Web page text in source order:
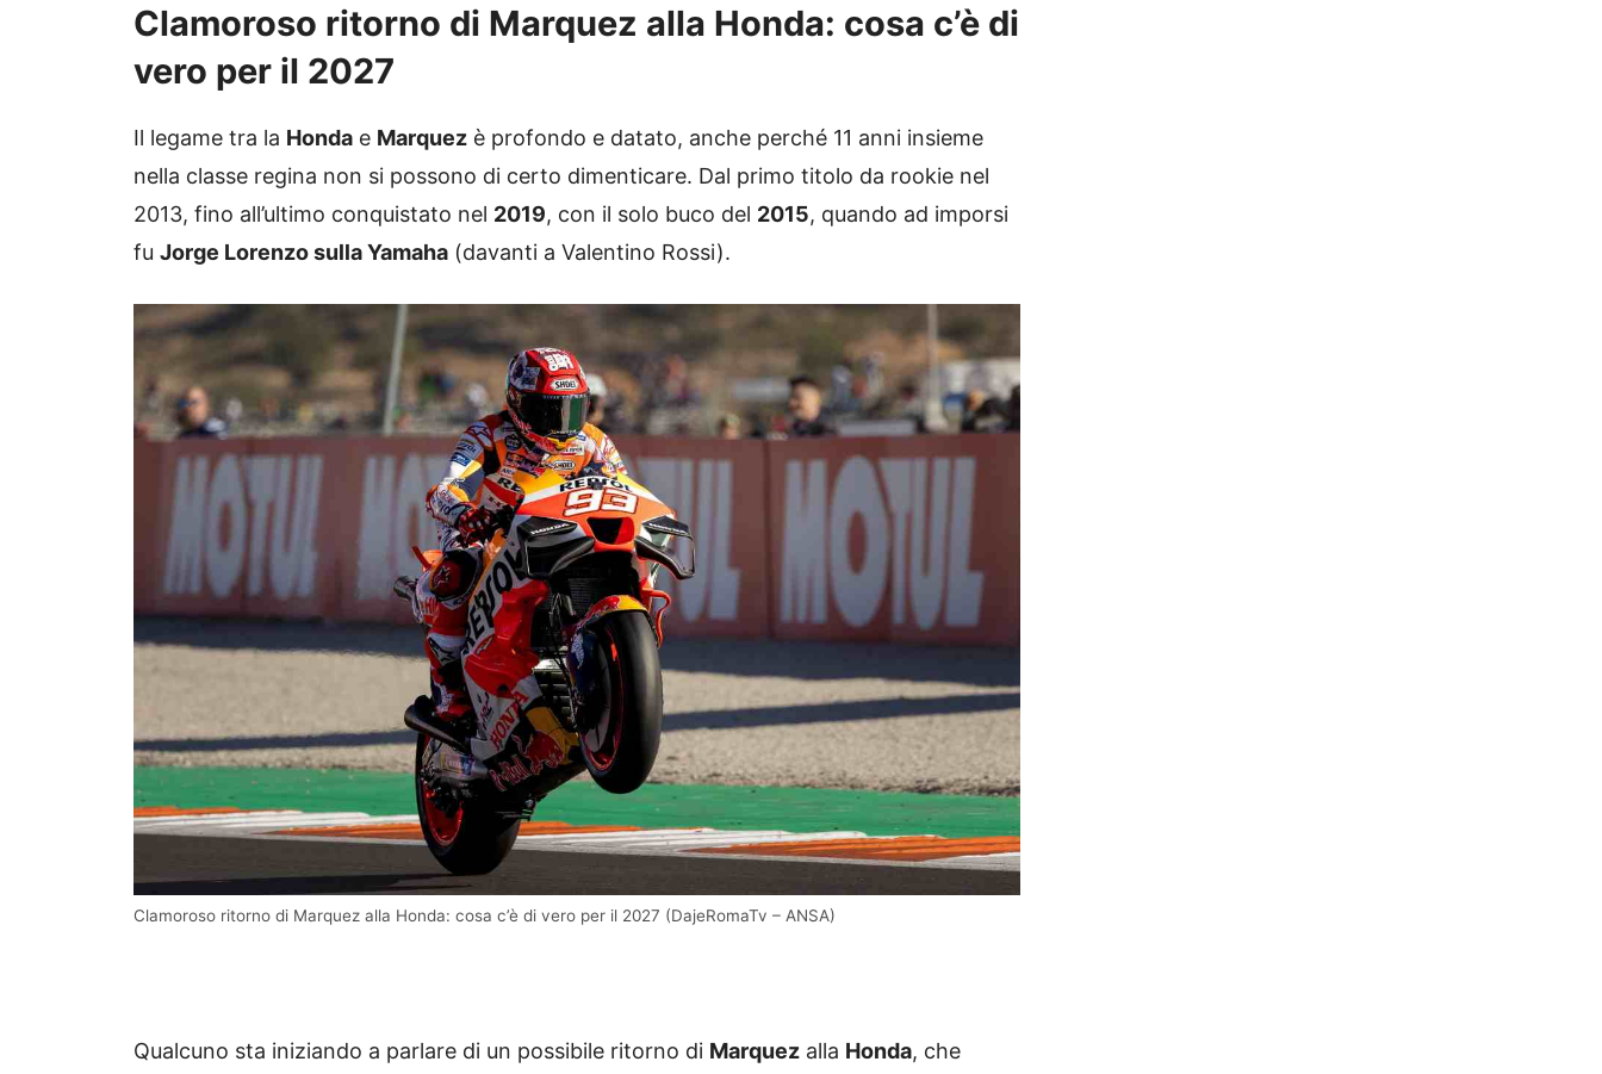
Clamoroso ritorno di Marquez alla Honda: cosa c’è di
vero per il 2027
Il legame tra la Honda e Marquez è profondo e datato, anche perché 11 anni insieme
nella classe regina non si possono di certo dimenticare. Dal primo titolo da rookie nel
2013, fino all’ultimo conquistato nel 2019, con il solo buco del 2015, quando ad imporsi
fu Jorge Lorenzo sulla Yamaha (davanti a Valentino Rossi).
Clamoroso ritorno di Marquez alla Honda: cosa c’è di vero per il 2027 (DajeRomaTv – ANSA)
Qualcuno sta iniziando a parlare di un possibile ritorno di Marquez alla Honda, che